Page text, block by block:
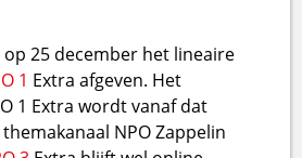
25 december het lineaire
1 Extra afgeven. Het
1 Extra wordt vanaf dat
NPO Zappelin